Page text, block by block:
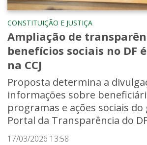
CONSTITUIÇÃO E JUSTIÇA
Ampliação de
benefícios sociais no DF
na CCJ
Proposta determina a
informações sobre
programas e ações sociais
Portal da Transparência do
17/03/2026 13:58